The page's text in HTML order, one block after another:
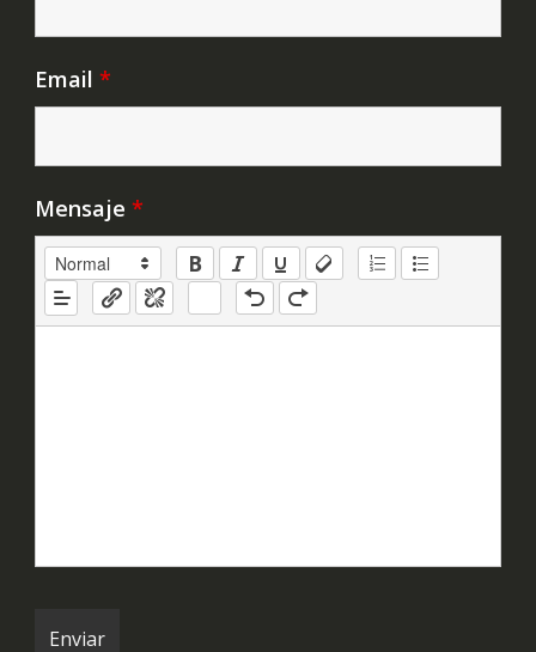
Email *
Mensaje *